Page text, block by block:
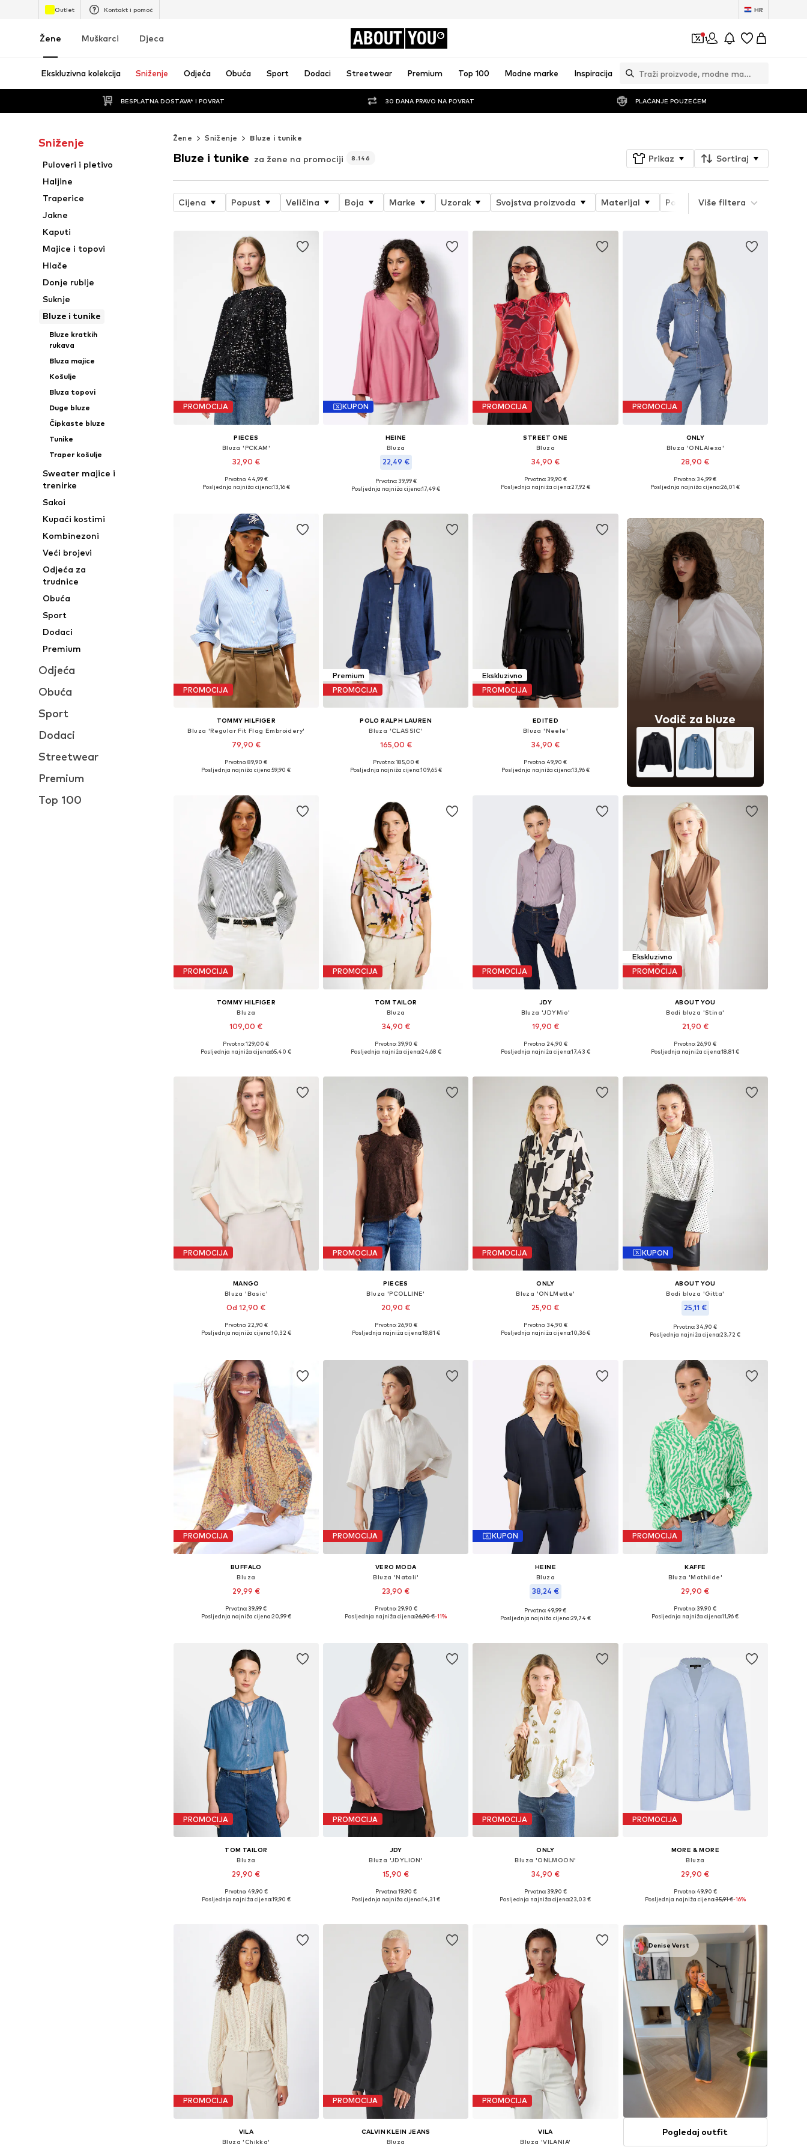
Outlet Kontakt i pomoć HR
Žene Muškarci Djeca ABOUT YOU 1
Ekskluzivna kolekcija Sniženje Odjeća Obuća Sport Dodaci Streetwear Premium Top 100 Modne marke Inspiracija
BESPLATNA DOSTAVA* I POVRAT 30 DANA PRAVO NA POVRAT PLAĆANJE POUZEĆEM
Sniženje
Puloveri i pletivo
Haljine
Traperice
Jakne
Kaputi
Majice i topovi
Hlače
Donje rublje
Suknje
Bluze i tunike
Bluze kratkih
rukava
Bluza majice
Košulje
Bluza topovi
Duge bluze
Čipkaste bluze
Tunike
Traper košulje
Sweater majice i
trenirke
Sakoi
Kupaći kostimi
Kombinezoni
Veći brojevi
Odjeća za
trudnice
Obuća
Sport
Dodaci
Premium
Odjeća
Obuća
Sport
Dodaci
Streetwear
Premium
Top 100
Žene Sniženje Bluze i tunike
Bluze i tunike za žene na promociji 8.146 Prikaz Sortiraj
Cijena Popust Veličina Boja Marke Uzorak Svojstva proizvoda Materijal Posebne veličine
Više filtera
PROMOCIJA
PIECES
Bluza 'PCKAM'
32,90 €
Dostupne veličine: XS, S, M, L
Prvotno: 44,99 €
Posljednja najniža cijena:13,16 €
KUPON
HEINE
Bluza
22,49 €
Dostupno u više veličina
Prvotno: 39,99 €
Posljednja najniža cijena:17,49 €
PROMOCIJA
STREET ONE
Bluza
34,90 €
Dostupne veličine: XS, S, M, L, XL, XXL
Prvotno: 39,90 €
Posljednja najniža cijena:27,92 €
PROMOCIJA
ONLY
Bluza 'ONLAlexa'
28,90 €
Dostupne veličine: XS, S, M, L, XL
Prvotno: 34,99 €
Posljednja najniža cijena:26,01 €
PROMOCIJA
TOMMY HILFIGER
Bluza 'Regular Fit Flag Embroidery'
79,90 €
+ 2
Dostupno u više veličina
Prvotno: 89,90 €
Posljednja najniža cijena:59,90 €
Premium
PROMOCIJA
POLO RALPH LAUREN
Bluza 'CLASSIC'
165,00 €
+2
Dostupne veličine: XS, S, M, L, XL
Prvotno: 185,00 €
Posljednja najniža cijena:109,65 €
Ekskluzivno
PROMOCIJA
EDITED
Bluza 'Neele'
34,90 €
Dostupne veličine: XS, S, M, XL
Prvotno: 49,90 €
Posljednja najniža cijena:13,96 €
Vodič za bluze
PROMOCIJA
TOMMY HILFIGER
Bluza
109,00 €
Dostupne veličine: XS, S, M, L, XL
Prvotno: 129,00 €
Posljednja najniža cijena:65,40 €
PROMOCIJA
TOM TAILOR
Bluza
34,90 €
Dostupne veličine: XS, M, L, XL, XXL
Prvotno: 39,90 €
Posljednja najniža cijena:24,68 €
PROMOCIJA
JDY
Bluza 'JDYMio'
19,90 €
+4
Dostupne veličine: XS, S, M, L, XL
Prvotno: 24,90 €
Posljednja najniža cijena:17,43 €
Ekskluzivno
PROMOCIJA
ABOUT YOU
Bodi bluza 'Stina'
21,90 €
+ 2
Dostupne veličine: XS, S, M, L, XL, XXL
Prvotno: 26,90 €
Posljednja najniža cijena:18,81 €
PROMOCIJA
MANGO
Bluza 'Basic'
Od 12,90 €
Dostupno u više veličina
Prvotno: 22,90 €
Posljednja najniža cijena:10,32 €
PROMOCIJA
PIECES
Bluza 'PCOLLINE'
20,90 €
+ 3
Dostupne veličine: XS, S, M, L, XL
Prvotno: 26,90 €
Posljednja najniža cijena:18,81 €
PROMOCIJA
ONLY
Bluza 'ONLMette'
25,90 €
+19
Dostupno u više veličina
Prvotno: 34,90 €
Posljednja najniža cijena:10,36 €
KUPON
ABOUT YOU
Bodi bluza 'Gitta'
25,11 €
Dostupne veličine: S, M, L
Prvotno: 34,90 €
Posljednja najniža cijena:23,72 €
PROMOCIJA
BUFFALO
Bluza
29,99 €
Dostupne veličine: S-M, L-XL, XXL-XXXL
Prvotno: 39,99 €
Posljednja najniža cijena:20,99 €
PROMOCIJA
VERO MODA
Bluza 'Natali'
23,90 €
Dostupne veličine: XS, M, L, XL
Prvotno: 29,90 €
Posljednja najniža cijena:26,90 €-11%
KUPON
HEINE
Bluza
38,24 €
Dostupne veličine: S, M, L-XL
Prvotno: 49,99 €
Posljednja najniža cijena:29,74 €
PROMOCIJA
KAFFE
Bluza 'Mathilde'
29,90 €
+ 4
Dostupne veličine: S, M, L, XL, XXL, XXXL
Prvotno: 39,90 €
Posljednja najniža cijena:11,96 €
PROMOCIJA
TOM TAILOR
Bluza
29,90 €
Dostupne veličine: XS, S, M, L, XL
Prvotno: 49,90 €
Posljednja najniža cijena:19,90 €
PROMOCIJA
JDY
Bluza 'JDYLION'
15,90 €
+ 9
Dostupne veličine: XS, S, M
Prvotno: 19,90 €
Posljednja najniža cijena:14,31 €
PROMOCIJA
ONLY
Bluza 'ONLMOON'
34,90 €
Dostupne veličine: XS, S, M, L, XL
Prvotno: 39,90 €
Posljednja najniža cijena:23,03 €
PROMOCIJA
MORE & MORE
Bluza
29,90 €
Dostupno u više veličina
Prvotno: 49,90 €
Posljednja najniža cijena:35,91 €-16%
PROMOCIJA
VILA
Bluza 'Chikka'
PROMOCIJA
CALVIN KLEIN JEANS
Bluza
PROMOCIJA
VILA
Bluza 'VILANIA'
Denise Verst
Pogledaj outfit